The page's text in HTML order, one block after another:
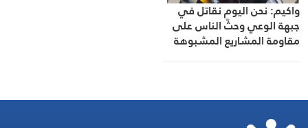
واكيم: نحن اليوم نقاتل في
جبهة الوعي وحثّ الناس على
مقاومة المشاريع المشبوهة